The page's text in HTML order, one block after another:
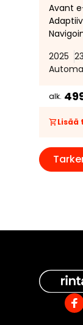
Avant
2025
alk.
Lisää